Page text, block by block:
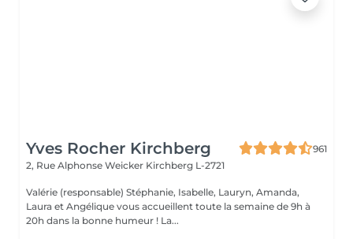
Yves Rocher Kirchberg
961
2, Rue Alphonse Weicker Kirchberg L-2721
Valérie (responsable) Stéphanie, Isabelle, Lauryn, Amanda,
Laura et Angélique vous accueillent toute la semaine de 9h à
20h dans la bonne humeur ! La...